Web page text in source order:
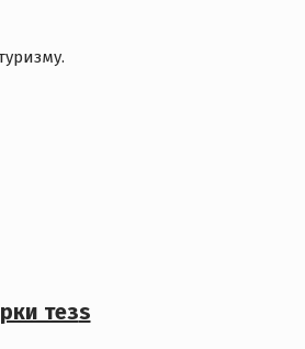
тезs